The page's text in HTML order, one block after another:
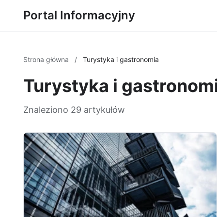
Portal Informacyjny
Strona główna / Turystyka i gastronomia
Turystyka i
Znaleziono 29 artykułów